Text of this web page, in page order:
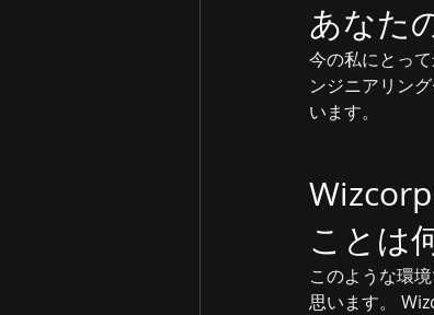
あなた
今の私にとっ
ンジニアリン
います。
ことは
このような環
思います。